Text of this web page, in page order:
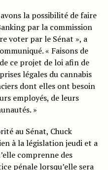
la possibilité de faire
par la commission
voter par le Sénat », a
« Faisons de
ce projet de loi afin de
légales du cannabis
dont elles ont besoin
employés, de leurs
»
au Sénat, Chuck
à la législation jeudi et a
comprenne des
pénale lorsqu’elle sera